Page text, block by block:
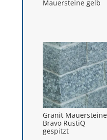
Mauersteine gelb
Granit Mauersteine
Bravo RustiQ
gespitzt